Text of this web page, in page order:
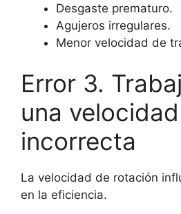
Desgaste prematuro.
Agujeros irregulares.
Menor velocidad de
Error 3.
una velocidad
incorrecta
La velocidad de rotación
en la eficiencia.